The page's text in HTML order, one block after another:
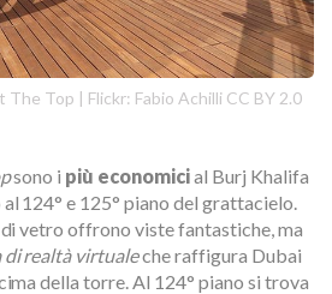
The Top | Flickr: Fabio Achilli CC BY 2.0
sono i più economicial Burj Khalifa
124° e 125° piano del grattacielo.
vetro offrono viste fantastiche, ma
di realtà virtualeche raffigura Dubai
della torre. Al 124° piano si trova